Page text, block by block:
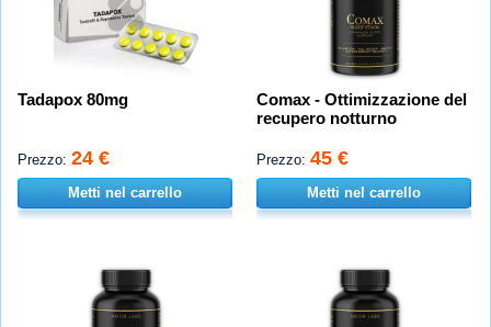
Tadapox 80mg
Prezzo: 24 €
Metti nel carrello
Comax - Ottimizzazione del
recupero notturno
Prezzo: 45 €
Metti nel carrello